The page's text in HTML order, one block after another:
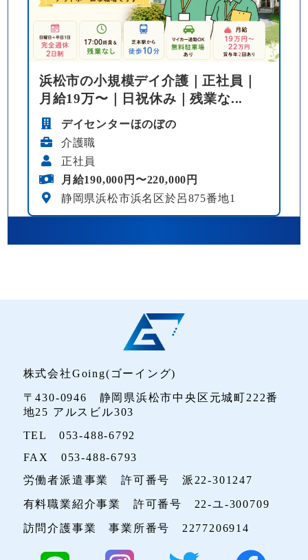
浜松市の小規模デイ介護｜正社員｜
月給19万〜｜日祝休み｜残業な...
デイセンターほのぼの
介護職
正社員
月給190,000円〜220,000円
静岡県浜松市浜名区於呂875番地1
株式会社Going(ゴーイング)
〒430-0946 静岡県浜松市中央区元城町222番
地25 アルスビル303
TEL 053-488-6792
FAX 053-488-6793
労働者派遣事業 許可番号 派22-301247
有料職業紹介事業 許可番号 22-ユ-300709
訪問介護事業 事業所番号 2277206914